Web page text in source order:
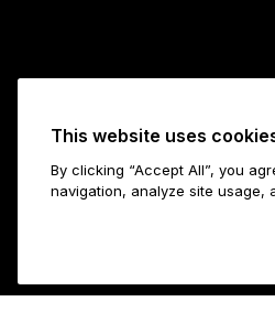
This website uses
By clicking “Accept All”, you
navigation, analyze site usage,